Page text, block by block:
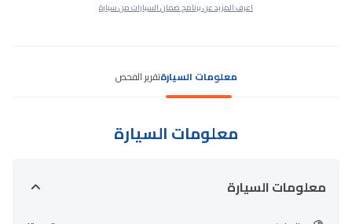
اعرف المزيد عن برنامج ضمان السيارات من سيارة
معلومات السيارةتقرير الفحص
معلومات السيارة
معلومات السيارة